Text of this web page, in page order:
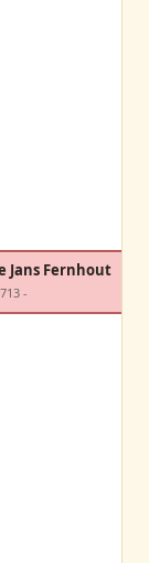
Jans Fernhout
-